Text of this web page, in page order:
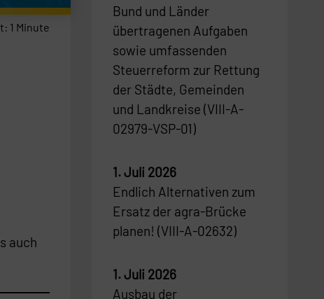
1 Minute
auch
Bund und Länder
übertragenen Aufgaben
sowie umfassenden
Steuerreform zur Rettung
der Städte, Gemeinden
und Landkreise (VIII-A-
02979-VSP-01)
Endlich Alternativen zum
Ersatz der agra-Brücke
planen! (VIII-A-02632)
1. Juli 2026
Ausbau der
1. Juli 2026